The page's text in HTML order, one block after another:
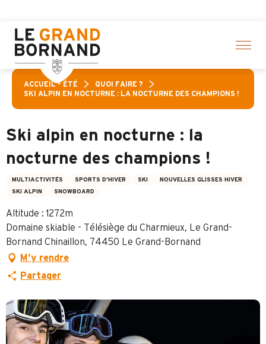
contenu
principal
ACCUEIL – ÉTÉ
QUOI FAIRE ?
SKI ALPIN EN NOCTURNE : LA NOCTURNE DES CHAMPIONS !
Ski alpin en nocturne : la
nocturne des champions !
MULTIACTIVITÉS SPORTS D'HIVER SKI
NOUVELLES GLISSES HIVER
SKI ALPIN
SNOWBOARD
Altitude : 1272m
Domaine skiable - Télésiège du Charmieux, Le Grand-
Bornand Chinaillon, 74450 Le Grand-Bornand
M'y rendre
Partager